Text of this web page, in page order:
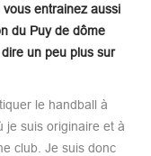
entrainez aussi
du Puy de dôme
un peu plus sur
le handball à
je suis originaire et à
club. Je suis donc